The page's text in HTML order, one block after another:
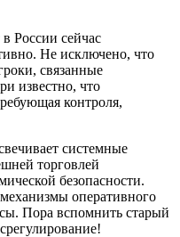
России сейчас
Не исключено, что
связанные
известно, что
контроля,
системные
торговлей
безопасности.
оперативного
Пора вспомнить старый